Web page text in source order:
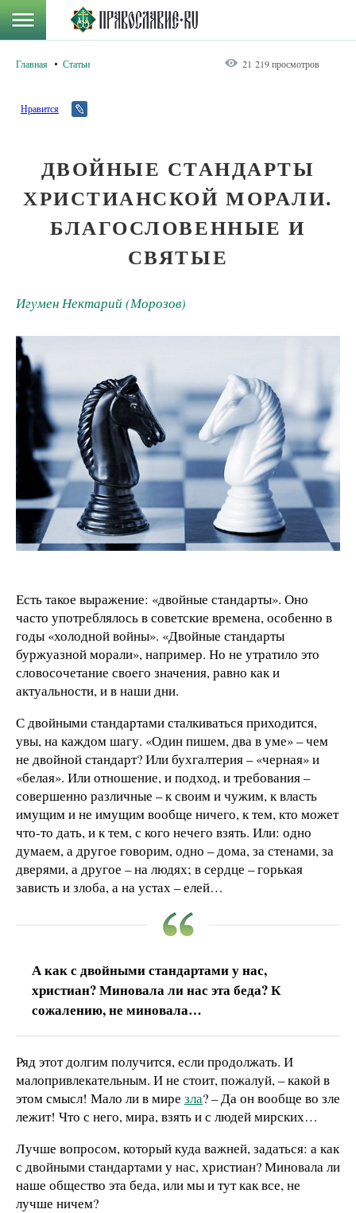
Главная Статьи 21 219 просмотров
Нравится
ДВОЙНЫЕ СТАНДАРТЫ
ХРИСТИАНСКОЙ МОРАЛИ.
БЛАГОСЛОВЕННЫЕ И
СВЯТЫЕ
Игумен Нектарий (Морозов)
Есть такое выражение: «двойные стандарты». Оно
часто употреблялось в советские времена, особенно в
годы «холодной войны». «Двойные стандарты
буржуазной морали», например. Но не утратило это
словосочетание своего значения, равно как и
актуальности, и в наши дни.
С двойными стандартами сталкиваться приходится,
увы, на каждом шагу. «Один пишем, два в уме» – чем
не двойной стандарт? Или бухгалтерия – «черная» и
«белая». Или отношение, и подход, и требования –
совершенно различные – к своим и чужим, к власть
имущим и не имущим вообще ничего, к тем, кто может
что-то дать, и к тем, с кого нечего взять. Или: одно
думаем, а другое говорим, одно – дома, за стенами, за
дверями, а другое – на людях; в сердце – горькая
зависть и злоба, а на устах – елей…
А как с двойными стандартами у нас,
христиан? Миновала ли нас эта беда? К
сожалению, не миновала…
Ряд этот долгим получится, если продолжать. И
малопривлекательным. И не стоит, пожалуй, – какой в
этом смысл! Мало ли в мире зла? – Да он вообще во зле
лежит! Что с него, мира, взять и с людей мирских…
Лучше вопросом, который куда важней, задаться: а как
с двойными стандартами у нас, христиан? Миновала ли
наше общество эта беда, или мы и тут как все, не
лучше ничем?